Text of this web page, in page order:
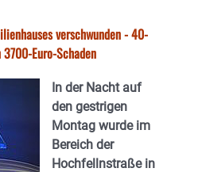
verschwunden - 40-
Euro-Schaden
In der Nacht auf
den gestrigen
Montag wurde im
Bereich der
Hochfellnstraße in